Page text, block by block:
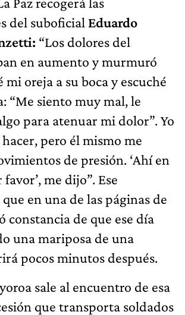
del suboficial Eduardo
“Los dolores del
en aumento y murmuró
mi oreja a su boca y escuché
“Me siento muy mal, le
para atenuar mi dolor”. Yo
pero él mismo me
de presión. ‘Ahí en
me dijo”. Ese
en una de las páginas de
constancia de que ese día
una mariposa de una
pocos minutos después.
sale al encuentro de esa
que transporta soldados